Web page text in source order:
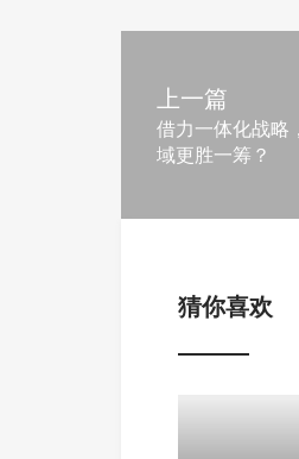
上一篇
借力一体化战略
域更胜一筹？
猜你喜欢